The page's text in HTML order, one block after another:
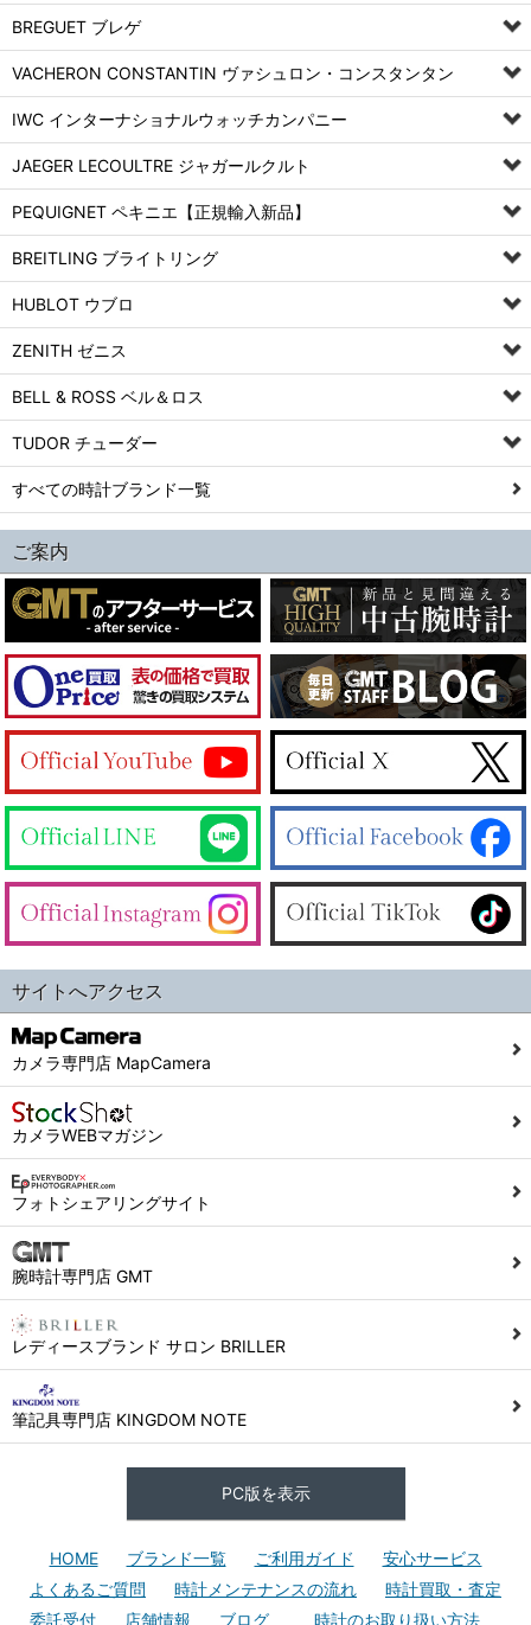
BREGUET ブレゲ
VACHERON CONSTANTIN ヴァシュロン・コンスタンタン
IWC インターナショナルウォッチカンパニー
JAEGER LECOULTRE ジャガールクルト
PEQUIGNET ペキニエ【正規輸入新品】
BREITLING ブライトリング
HUBLOT ウブロ
ZENITH ゼニス
BELL & ROSS ベル＆ロス
TUDOR チューダー
すべての時計ブランド一覧
ご案内
サイトへアクセス
カメラ専門店 MapCamera
カメラWEBマガジン
フォトシェアリングサイト
腕時計専門店 GMT
レディースブランド サロン BRILLER
筆記具専門店 KINGDOM NOTE
PC版を表示
HOME ブランド一覧 ご利用ガイド
安心サービス
よくあるご質問
時計メンテナンスの流れ
時計買取・査定
委託受付
店舗情報 ブログ 時計のお取り扱い方法